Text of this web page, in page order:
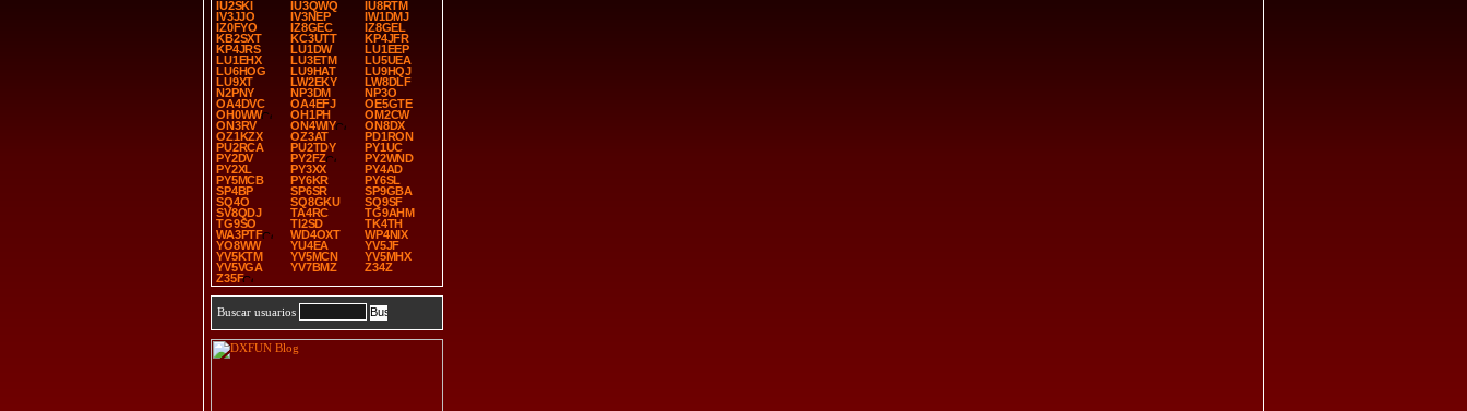
IU2SKI
IU3QWQ
IU8RTM
IV3JJO
IV3NEP
IW1DMJ
IZ0FYO
IZ8GEC
IZ8GEL
KB2SXT
KC3UTT
KP4JFR
KP4JRS
LU1DW
LU1EEP
LU1EHX
LU3ETM
LU5UEA
LU6HOG
LU9HAT
LU9HQJ
LU9XT
LW2EKY
LW8DLF
N2PNY
NP3DM
NP3O
OA4DVC
OA4EFJ
OE5GTE
OH0WW
OH1PH
OM2CW
ON3RV
ON4WIY
ON8DX
OZ1KZX
OZ3AT
PD1RON
PU2RCA
PU2TDY
PY1UC
PY2DV
PY2FZ
PY2WND
PY2XL
PY3XX
PY4AD
PY5MCB
PY6KR
PY6SL
SP4BP
SP6SR
SP9GBA
SQ4O
SQ8GKU
SQ9SF
SV8QDJ
TA4RC
TG9AHM
TG9SO
TI2SD
TK4TH
WA3PTF
WD4OXT
WP4NIX
YO8WW
YU4EA
YV5JF
YV5KTM
YV5MCN
YV5MHX
YV5VGA
YV7BMZ
Z34Z
Z35F
Buscar usuarios